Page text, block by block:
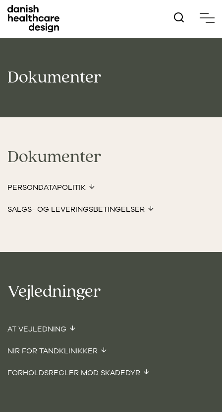
Hop
hovedindhold
Dokumenter
Dokumenter
PERSONDATAPOLITIK
SALGS- OG LEVERINGSBETINGELSER
Vejledninger
AT VEJLEDNING
NIR FOR TANDKLINIKKER
FORHOLDSREGLER MOD SKADEDYR